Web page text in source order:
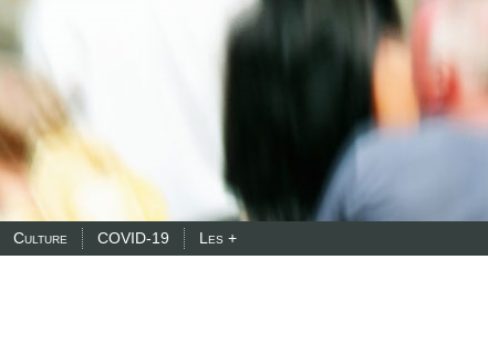
Culture COVID-19 Les +